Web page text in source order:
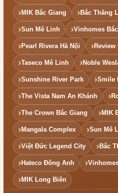
MIK Bắc Giang Bắc Thăng
Sun Mê Linh Vinhomes
Pearl Rivera Hà Nội
Taseco Mê Linh Noble
Sunshine River Park Smile
The Vista Nam An Khánh
The Crown Bắc Giang MIK
Mangala Complex Sun Mê
Việt Đức Legend City Bắc
Hateco Đông Anh
MIK Long Biên